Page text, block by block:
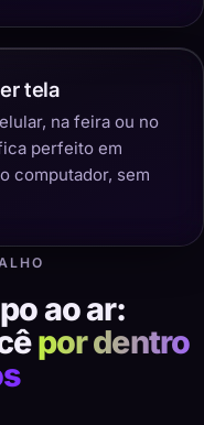
tela
na feira ou no
perfeito em
computador, sem
ao ar:
por dentro